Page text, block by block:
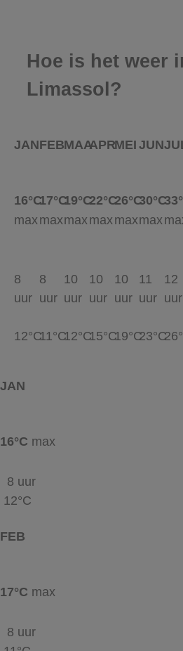
Hoe is het weer
Limassol?
JAN
16°C
max
8
uur
12°C
FEB
17°C
max
8
uur
11°C
MAA
19°C
max
10
uur
12°C
APR
22°C
max
10
uur
15°C
MEI
26°C
max
10
uur
19°C
JUN
30°C
max
11
uur
23°C
12
uur
JAN
16°C max
8 uur
12°C
FEB
17°C max
8 uur